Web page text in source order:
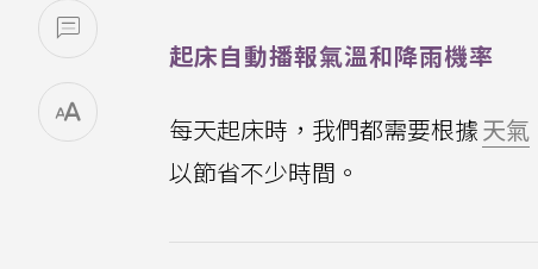
起床自動播報氣溫和降雨機率
每天起床時，我們都需要根據天氣
以節省不少時間。